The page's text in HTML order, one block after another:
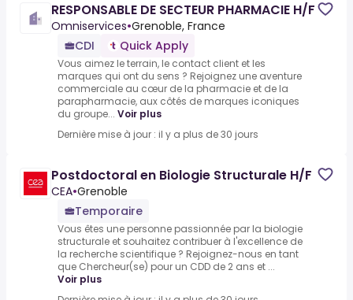
RESPONSABLE DE SECTEUR PHARMACIE H/F
Omniservices•Grenoble, France
CDI
Quick Apply
Vous aimez le terrain, le contact client et les
marques qui ont du sens ? Rejoignez une aventure
commerciale au cœur de la pharmacie et de la
parapharmacie, aux côtés de marques iconiques
du groupe... Voir plus
Dernière mise à jour : il y a plus de 30 jours
Postdoctoral en Biologie Structurale H/F
CEA•Grenoble
Temporaire
Vous êtes une personne passionnée par la biologie
structurale et souhaitez contribuer à l'excellence de
la recherche scientifique ? Rejoignez-nous en tant
que Chercheur(se) pour un CDD de 2 ans et ...
Voir plus